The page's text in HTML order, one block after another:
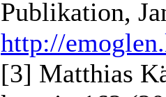
Publikation,
http://
[3] Matthias